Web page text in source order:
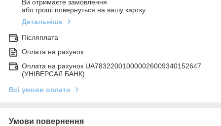
Ви отримаєте замовлення
або гроші повернуться на вашу картку
Детальніше
Післяплата
Оплата на рахунок
Оплата на рахунок UA783220010000026009340152647
(УНІВЕРСАЛ БАНК)
Всі умови оплати
Умови повернення